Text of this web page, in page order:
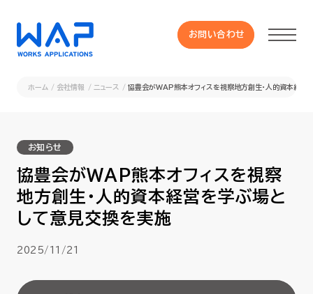
お問い合わせ
HUE 機能一覧
サービス
事例
ホーム 会社情報 ニュース 協豊会がWAP熊本オフィスを視察地方創生・人的資本経営
お知らせ
協豊会がWAP熊本オフィスを視察
地方創生・人的資本経営を学ぶ場と
して意見交換を実施
2025/11/21
お問い合わせ